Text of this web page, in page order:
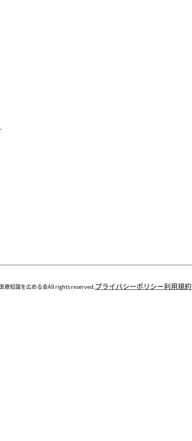
プライバシーポリシー利用規約
療知識を広める会All rights reserved.